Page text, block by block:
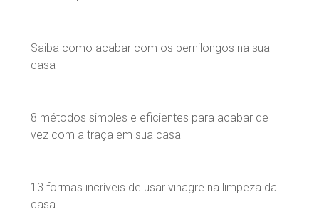
Saiba como acabar com os pernilongos na sua
casa
8 métodos simples e eficientes para acabar de
vez com a traça em sua casa
13 formas incríveis de usar vinagre na limpeza da
casa